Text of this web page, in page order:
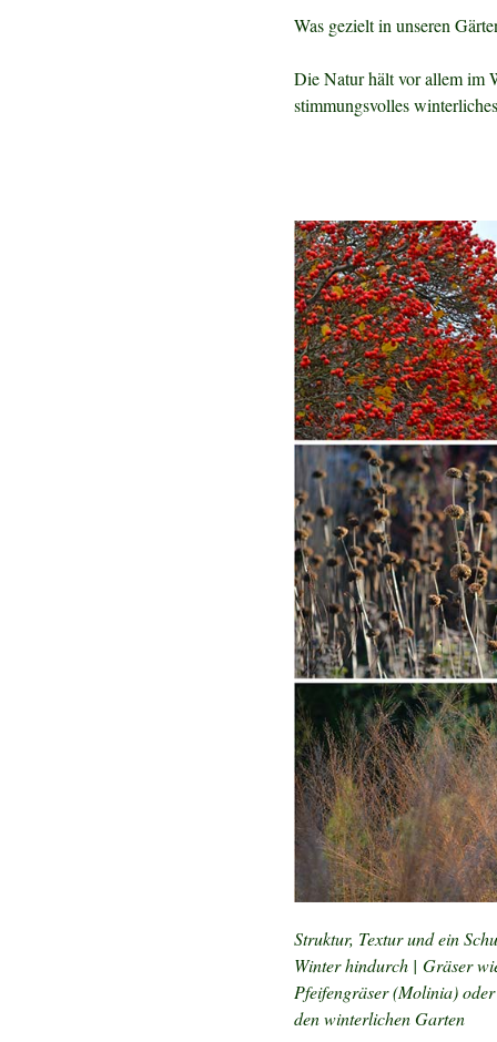
Was gezielt in unseren
Die Natur hält vor allem im
stimmungsvolles
Struktur, Textur und ein
Winter hindurch | Gräser
Pfeifengräser (Molinia)
den winterlichen Garten